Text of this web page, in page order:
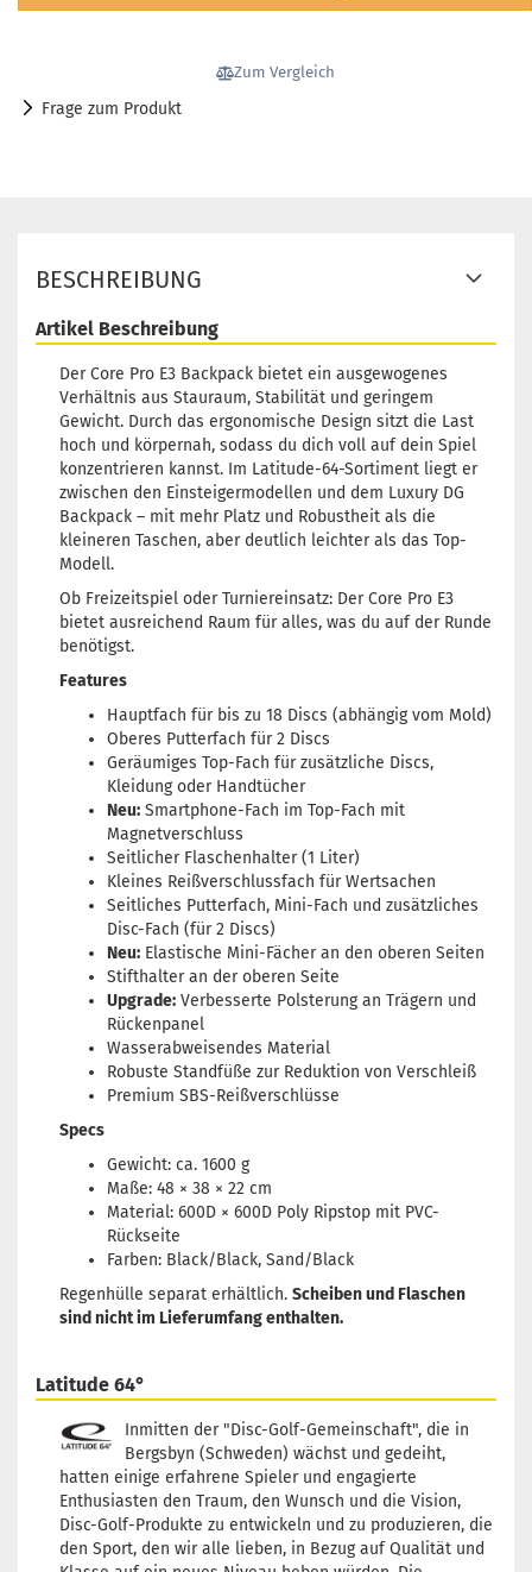
Zum Vergleich
Frage zum Produkt
BESCHREIBUNG
Artikel Beschreibung
Der Core Pro E3 Backpack bietet ein ausgewogenes
Verhältnis aus Stauraum, Stabilität und geringem
Gewicht. Durch das ergonomische Design sitzt die Last
hoch und körpernah, sodass du dich voll auf dein Spiel
konzentrieren kannst. Im Latitude-64-Sortiment liegt er
zwischen den Einsteigermodellen und dem Luxury DG
Backpack – mit mehr Platz und Robustheit als die
kleineren Taschen, aber deutlich leichter als das Top-
Modell.
Ob Freizeitspiel oder Turniereinsatz: Der Core Pro E3
bietet ausreichend Raum für alles, was du auf der Runde
benötigst.
Features
Hauptfach für bis zu 18 Discs (abhängig vom Mold)
Oberes Putterfach für 2 Discs
Geräumiges Top-Fach für zusätzliche Discs,
Kleidung oder Handtücher
Neu: Smartphone-Fach im Top-Fach mit
Magnetverschluss
Seitlicher Flaschenhalter (1 Liter)
Kleines Reißverschlussfach für Wertsachen
Seitliches Putterfach, Mini-Fach und zusätzliches
Disc-Fach (für 2 Discs)
Neu: Elastische Mini-Fächer an den oberen Seiten
Stifthalter an der oberen Seite
Upgrade: Verbesserte Polsterung an Trägern und
Rückenpanel
Wasserabweisendes Material
Robuste Standfüße zur Reduktion von Verschleiß
Premium SBS-Reißverschlüsse
Specs
Gewicht: ca. 1600 g
Maße: 48 × 38 × 22 cm
Material: 600D × 600D Poly Ripstop mit PVC-
Rückseite
Farben: Black/Black, Sand/Black
Regenhülle separat erhältlich. Scheiben und Flaschen
sind nicht im Lieferumfang enthalten.
Latitude 64°
Inmitten der "Disc-Golf-Gemeinschaft", die in
Bergsbyn (Schweden) wächst und gedeiht,
hatten einige erfahrene Spieler und engagierte
Enthusiasten den Traum, den Wunsch und die Vision,
Disc-Golf-Produkte zu entwickeln und zu produzieren, die
den Sport, den wir alle lieben, in Bezug auf Qualität und